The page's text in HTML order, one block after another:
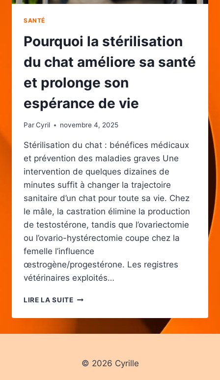
SANTÉ
Pourquoi la stérilisation
du chat améliore sa santé
et prolonge son
espérance de vie
ParCyril novembre 4, 2025
Stérilisation du chat : bénéfices médicaux
et prévention des maladies graves Une
intervention de quelques dizaines de
minutes suffit à changer la trajectoire
sanitaire d’un chat pour toute sa vie. Chez
le mâle, la castration élimine la production
de testostérone, tandis que l’ovariectomie
ou l’ovario-hystérectomie coupe chez la
femelle l’influence
œstrogène/progestérone. Les registres
vétérinaires exploités…
LIRE LA SUITEPOURQUOI
STÉRILISATION
SA© 2026 Cyrille